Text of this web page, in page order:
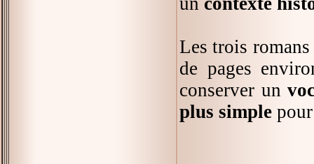
Les trois
de pages
conserver un
plus simple